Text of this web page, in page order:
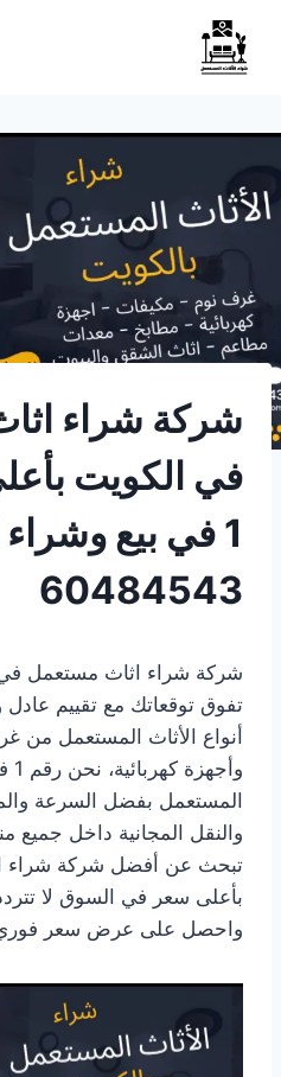
التجاوز
المحتوى
شركة شراء
في الكويت
1 في بيع
60484543
شركة شراء اثاث مستعمل
تفوق توقعاتك مع تقييم
أنواع الأثاث المستعمل
المستعمل بفضل السرعة
والنقل المجانية داخل جميع
تبحث عن أفضل شركة شراء
واحصل على عرض سعر فوري